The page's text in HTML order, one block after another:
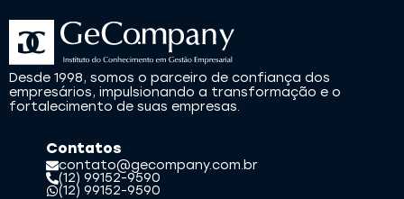
Desde 1998, somos o parceiro de confiança dos
empresários, impulsionando a transformação e o
fortalecimento de suas empresas.
Contatos
contato@gecompany.com.br
(12) 99152-9590
(12) 99152-9590